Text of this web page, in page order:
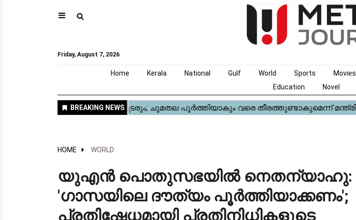
⚲
Friday, August 7, 2026
Home Kerala National Gulf World Sports Movies
Education
Novel
HOME WORLD
യുഎൻ പൊതുസഭയിൽ നെതന്യാഹു:
'ഗാസയിലെ ദൗത്യം പൂർത്തിയാക്കണം';
പ്രതിഷേധമായി പ്രതിനിധികളുടെ